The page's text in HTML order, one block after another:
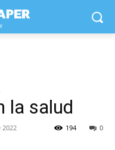
la salud
2022 0
194